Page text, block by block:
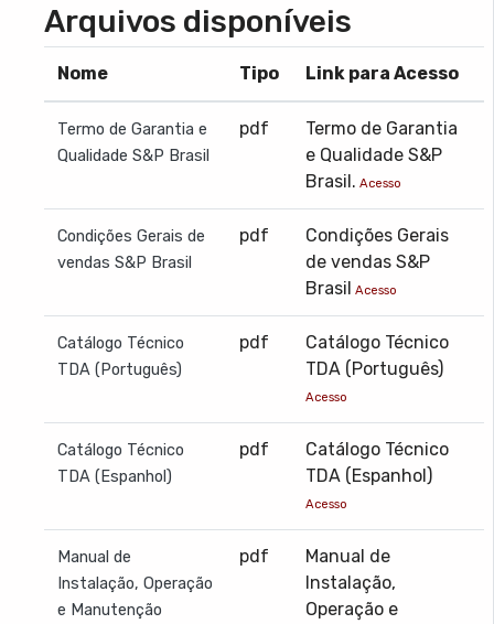
Arquivos disponíveis
Nome Tipo Link para Acesso
Termo de Garantia e
Qualidade S&P Brasil
pdf
Termo de Garantia
e Qualidade S&P
Brasil. Acesso
Condições Gerais de
vendas S&P Brasil
pdf
Condições Gerais
de vendas S&P
Brasil Acesso
Catálogo Técnico
TDA (Português)
pdf
Catálogo Técnico
TDA (Português)
Acesso
Catálogo Técnico
TDA (Espanhol)
pdf
Catálogo Técnico
TDA (Espanhol)
Acesso
Manual de
Instalação, Operação
e Manutenção
pdf
Manual de
Instalação,
Operação e